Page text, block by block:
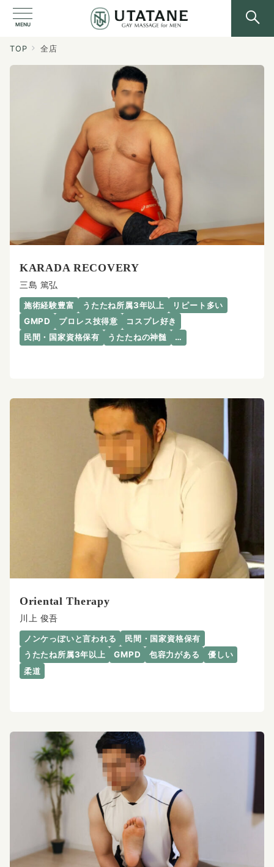
MENU
TOP 全店
KARADA RECOVERY
三島 篤弘
施術経験豊富 うたたね所属3年以上
リピート多い
GMPD
プロレス技得意
コスプレ好き
民間・国家資格保有
うたたねの神髄 …
Oriental Therapy
川上 俊吾
ノンケっぽいと言われる
民間・国家資格保有
うたたね所属3年以上
GMPD 包容力がある
優しい
柔道